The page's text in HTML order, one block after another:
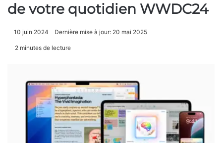
de votre quotidien WWDC24
10 juin 2024 Dernière mise à jour: 20 mai 2025
2 minutes de lecture